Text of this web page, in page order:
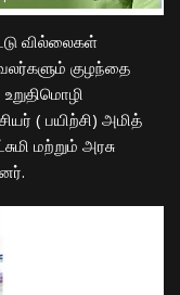
வில்லைகள்
குழந்தை
( பயிற்சி) அமித்
மற்றும் அரசு